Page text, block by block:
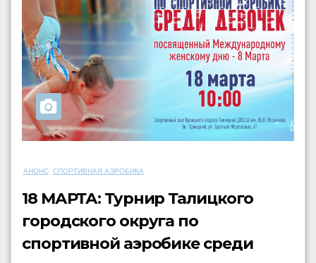
АНОНС СПОРТИВНАЯ АЭРОБИКА
18 МАРТА: Турнир Талицкого
городского округа по
спортивной аэробике среди